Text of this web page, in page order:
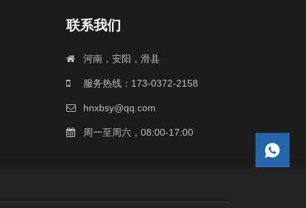
联系我们
河南，安阳，滑县
服务热线：173-0372-2158
hnxbsy@qq.com
周一至周六，08:00-17:00